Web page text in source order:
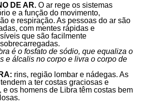
DE AR.O ar rege os sistemas
e a função do movimento,
e respiração. As pessoas do ar são
com mentes rápidas e
que são facilmente
é o fosfato de sódio, que equaliza o
e álcalis no corpo e livra o corpo de
rins, região lombar e nádegas. As
a ter costas graciosas e
e os homens de Libra têm costas bem